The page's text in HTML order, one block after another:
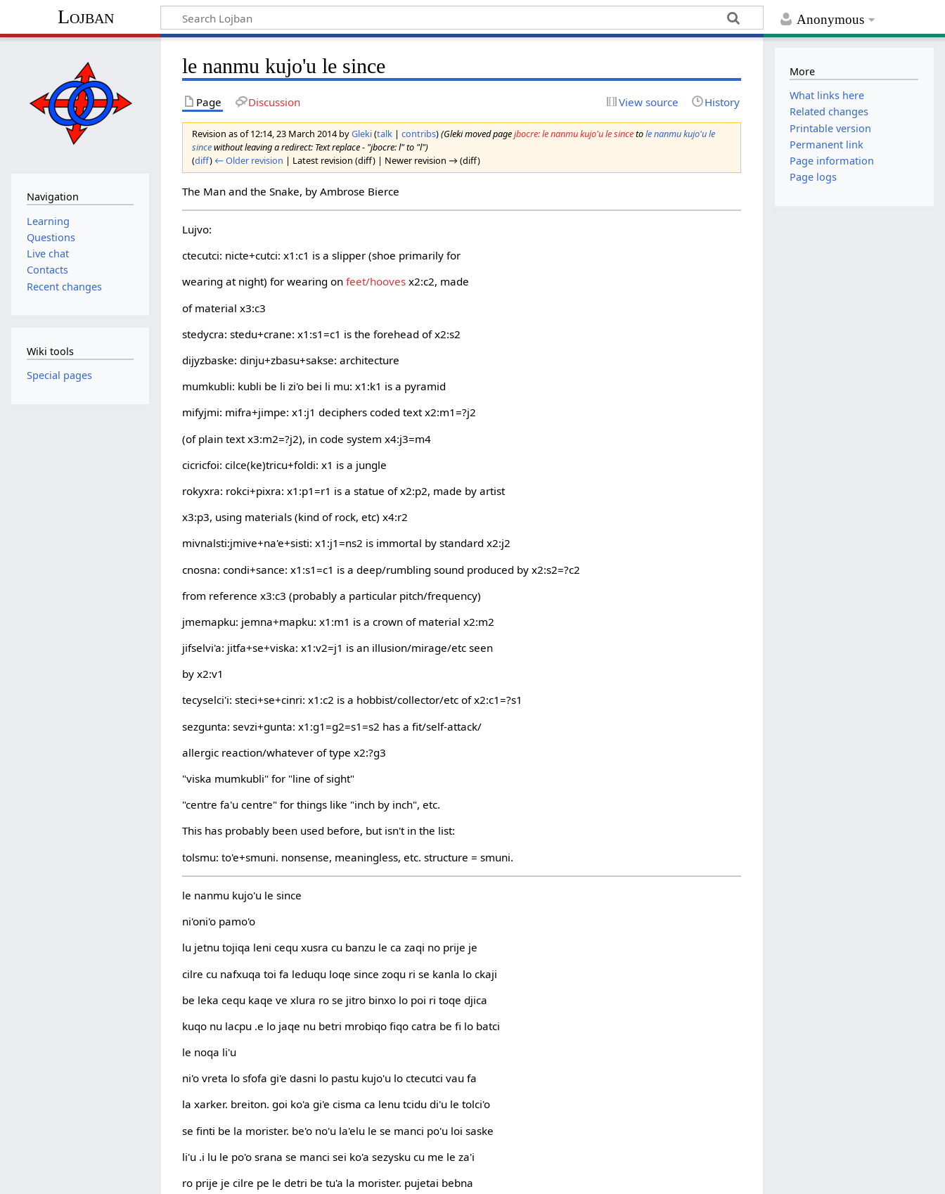
Anonymous
Lojban
le nanmu kujo'u le since
Page Discussion View source History
Revision as of 12:14, 23 March 2014 byGleki(talk |contribs)(Gleki moved pagejbocre: le nanmu kujo'u le sincetole nanmu kujo'u le
sincewithout leaving a redirect: Text replace - "jbocre: l" to "l")
(diff) ← Older revision | Latest revision (diff) | Newer revision → (diff)
The Man and the Snake, by Ambrose Bierce
Lujvo:
ctecutci: nicte+cutci: x1:c1 is a slipper (shoe primarily for
wearing at night) for wearing onfeet/hooves x2:c2, made
of material x3:c3
stedycra: stedu+crane: x1:s1=c1 is the forehead of x2:s2
dijyzbaske: dinju+zbasu+sakse: architecture
mumkubli: kubli be li zi'o bei li mu: x1:k1 is a pyramid
mifyjmi: mifra+jimpe: x1:j1 deciphers coded text x2:m1=?j2
(of plain text x3:m2=?j2), in code system x4:j3=m4
cicricfoi: cilce(ke)tricu+foldi: x1 is a jungle
rokyxra: rokci+pixra: x1:p1=r1 is a statue of x2:p2, made by artist
x3:p3, using materials (kind of rock, etc) x4:r2
mivnalsti:jmive+na'e+sisti: x1:j1=ns2 is immortal by standard x2:j2
cnosna: condi+sance: x1:s1=c1 is a deep/rumbling sound produced by x2:s2=?c2
from reference x3:c3 (probably a particular pitch/frequency)
jmemapku: jemna+mapku: x1:m1 is a crown of material x2:m2
jifselvi'a: jitfa+se+viska: x1:v2=j1 is an illusion/mirage/etc seen
by x2:v1
tecyselci'i: steci+se+cinri: x1:c2 is a hobbist/collector/etc of x2:c1=?s1
sezgunta: sevzi+gunta: x1:g1=g2=s1=s2 has a fit/self-attack/
allergic reaction/whatever of type x2:?g3
"viska mumkubli" for "line of sight"
"centre fa'u centre" for things like "inch by inch", etc.
This has probably been used before, but isn't in the list:
tolsmu: to'e+smuni. nonsense, meaningless, etc. structure = smuni.
le nanmu kujo'u le since
ni'oni'o pamo'o
lu jetnu tojiqa leni cequ xusra cu banzu le ca zaqi no prije je
cilre cu nafxuqa toi fa leduqu loqe since zoqu ri se kanla lo ckaji
be leka cequ kaqe ve xlura ro se jitro binxo lo poi ri toqe djica
kuqo nu lacpu .e lo jaqe nu betri mrobiqo fiqo catra be fi lo batci
le noqa li'u
ni'o vreta lo sfofa gi'e dasni lo pastu kujo'u lo ctecutci vau fa
la xarker. breiton. goi ko'a gi'e cisma ca lenu tcidu di'u le tolci'o
se finti be la morister. be'o no'u la'elu le se manci po'u loi saske
li'u .i lu le po'o srana se manci sei ko'a sezysku cu me le za'i
ro prije je cilre pe le detri be tu'a la morister. pujetai bebna
Navigation
Learning
Questions
Live chat
Contacts
Recent changes
Wiki tools
Special pages
More
What links here
Related changes
Printable version
Permanent link
Page information
Page logs